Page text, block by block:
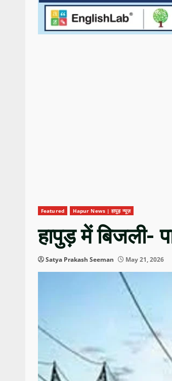
Featured Hapur News | हापुड़ न्यूज़
हापुड़ में बिजली-
Satya Prakash Seeman May 21, 2026